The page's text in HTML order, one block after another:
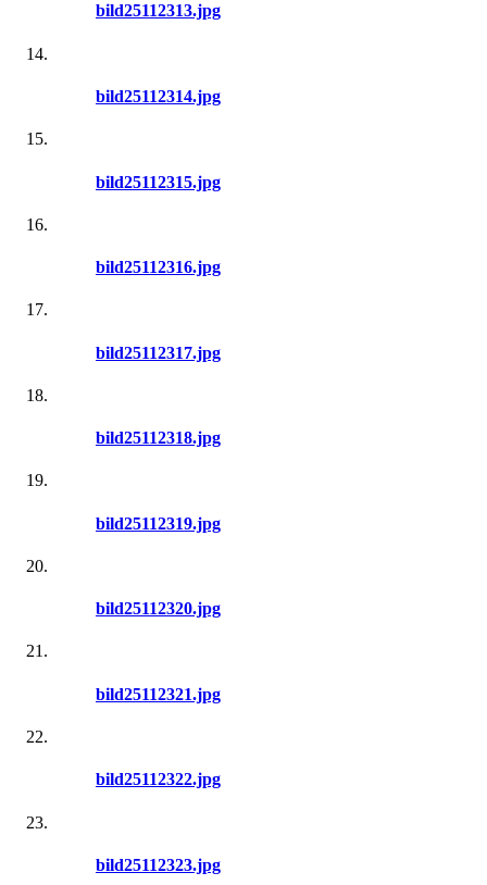
bild25112313.jpg
bild25112314.jpg
bild25112315.jpg
bild25112316.jpg
bild25112317.jpg
bild25112318.jpg
bild25112319.jpg
bild25112320.jpg
bild25112321.jpg
bild25112322.jpg
bild25112323.jpg